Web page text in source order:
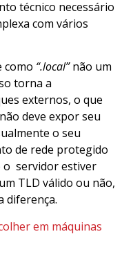
técnico necessário
com vários
como “.local”não um
torna a
externos, o que
deve expor seu
o seu
de rede protegido
o servidor estiver
TLD válido ou não,
diferença.
em máquinas